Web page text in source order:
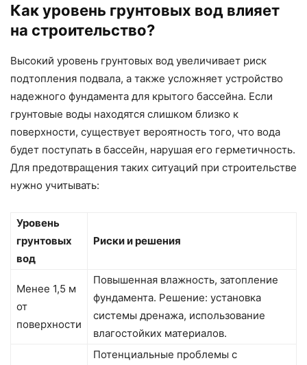
Как уровень грунтовых вод влияет
на строительство?
Высокий уровень грунтовых вод увеличивает риск
подтопления подвала, а также усложняет устройство
надежного фундамента для крытого бассейна. Если
грунтовые воды находятся слишком близко к
поверхности, существует вероятность того, что вода
будет поступать в бассейн, нарушая его герметичность.
Для предотвращения таких ситуаций при строительстве
нужно учитывать:
Уровень
грунтовых
вод
Риски и решения
Менее 1,5 м
от
поверхности
Повышенная влажность, затопление
фундамента. Решение: установка
системы дренажа, использование
влагостойких материалов.
Потенциальные проблемы с